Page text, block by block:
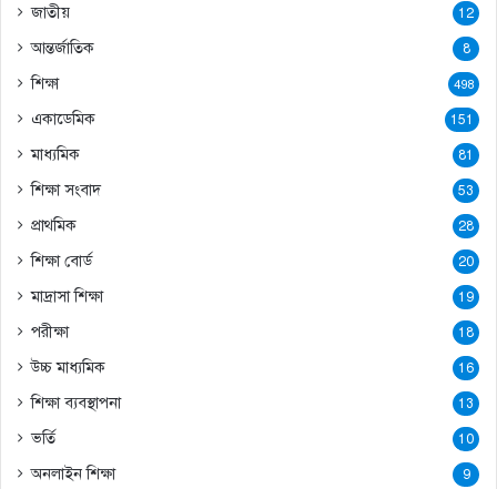
জাতীয় 12
আন্তর্জাতিক 8
শিক্ষা 498
একাডেমিক 151
মাধ্যমিক 81
শিক্ষা সংবাদ 53
প্রাথমিক 28
শিক্ষা বোর্ড 20
মাদ্রাসা শিক্ষা 19
পরীক্ষা 18
উচ্চ মাধ্যমিক 16
শিক্ষা ব্যবস্থাপনা 13
ভর্তি 10
অনলাইন শিক্ষা 9